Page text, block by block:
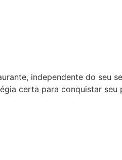
independente do seu
certa para conquistar seu